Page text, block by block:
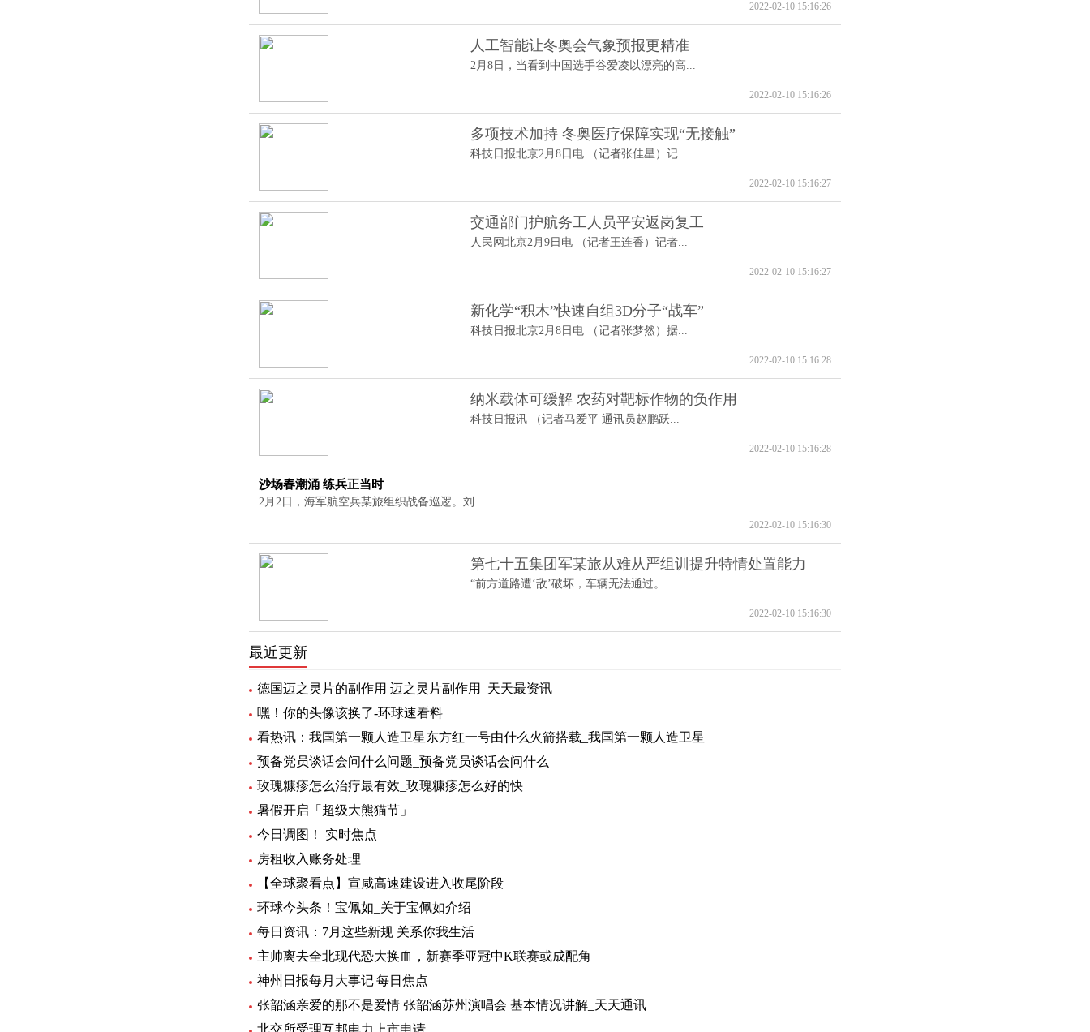
2022-02-10 15:16:26
人工智能让冬奥会气象预报更精准
2月8日，当看到中国选手谷爱凌以漂亮的高...
2022-02-10 15:16:26
多项技术加持 冬奥医疗保障实现“无接触”
科技日报北京2月8日电 （记者张佳星）记...
2022-02-10 15:16:27
交通部门护航务工人员平安返岗复工
人民网北京2月9日电 （记者王连香）记者...
2022-02-10 15:16:27
新化学“积木”快速自组3D分子“战车”
科技日报北京2月8日电 （记者张梦然）据...
2022-02-10 15:16:28
纳米载体可缓解 农药对靶标作物的负作用
科技日报讯 （记者马爱平 通讯员赵鹏跃...
2022-02-10 15:16:28
沙场春潮涌 练兵正当时
2月2日，海军航空兵某旅组织战备巡逻。刘...
2022-02-10 15:16:30
第七十五集团军某旅从难从严组训提升特情处置能力
“前方道路遭‘敌’破坏，车辆无法通过。...
2022-02-10 15:16:30
最近更新
德国迈之灵片的副作用 迈之灵片副作用_天天最资讯
嘿！你的头像该换了-环球速看料
看热讯：我国第一颗人造卫星东方红一号由什么火箭搭载_我国第一颗人造卫星
预备党员谈话会问什么问题_预备党员谈话会问什么
玫瑰糠疹怎么治疗最有效_玫瑰糠疹怎么好的快
暑假开启「超级大熊猫节」
今日调图！ 实时焦点
房租收入账务处理
【全球聚看点】宣咸高速建设进入收尾阶段
环球今头条！宝佩如_关于宝佩如介绍
每日资讯：7月这些新规 关系你我生活
主帅离去全北现代恐大换血，新赛季亚冠中K联赛或成配角
神州日报每月大事记|每日焦点
张韶涵亲爱的那不是爱情 张韶涵苏州演唱会 基本情况讲解_天天通讯